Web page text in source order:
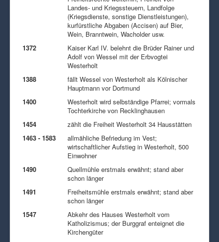
Landes- und Kriegssteuern, Landfolge
(Kriegsdienste, sonstige Dienstleistungen),
kurfürstliche Abgaben (Accisen) auf Bier,
Wein, Branntwein, Wacholder usw.
1372
Kaiser Karl IV. belehnt die Brüder Rainer und
Adolf von Wessel mit der Erbvogtei
Westerholt
1388
fällt Wessel von Westerholt als Kölnischer
Hauptmann vor Dortmund
1400
Westerholt wird selbständige Pfarrei; vormals
Tochterkirche von Recklinghausen
1454
zählt die Freiheit Westerholt 34 Hausstätten
1463 - 1583
allmähliche Befriedung im Vest;
wirtschaftlicher Aufstieg in Westerholt, 500
Einwohner
1490
Quellmühle erstmals erwähnt; stand aber
schon länger
1491
Freiheitsmühle erstmals erwähnt; stand aber
schon länger
1547
Abkehr des Hauses Westerholt vom
Katholizismus; der Burggraf enteignet die
Kirchengüter